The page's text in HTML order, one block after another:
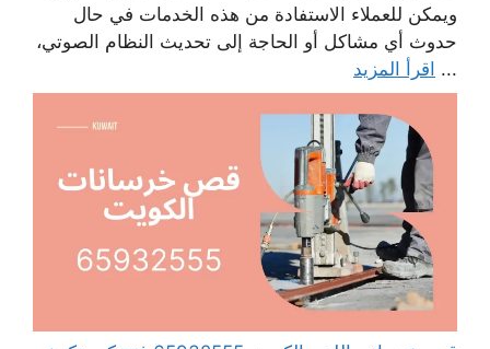
ويمكن للعملاء الاستفادة من هذه الخدمات في حال
حدوث أي مشاكل أو الحاجة إلى تحديث النظام الصوتي،
... اقرأ المزيد